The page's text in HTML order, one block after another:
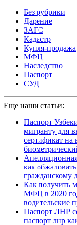
Без рубрики
Дарение
ЗАГС
Кадастр
Купля-продажа
МФЦ
Наследство
Паспорт
СУД
Еще наши статьи:
Паспорт
мигранту для
сертификат на
как
гражданскому
Как получить
МФЦ в 2020
водительские
Паспорт ЛНР
паспорт лнр